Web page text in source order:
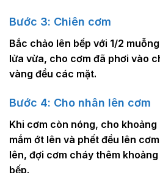
Bước 3: Chiên cơm
Bắc chảo lên bếp với 1/2
lửa vừa, cho cơm đã phơi vào
vàng đều các mặt.
Bước 4: Cho nhân lên cơm
Khi cơm còn nóng, cho
mắm ớt lên và phết đều lên
lên, đợi cơm cháy thêm
bếp.